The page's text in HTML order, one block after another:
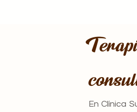
En Clínica